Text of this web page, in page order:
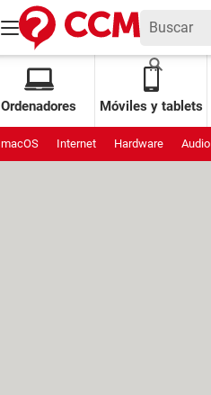
Ordenadores Móviles y tablets
macOS Internet Hardware Audio